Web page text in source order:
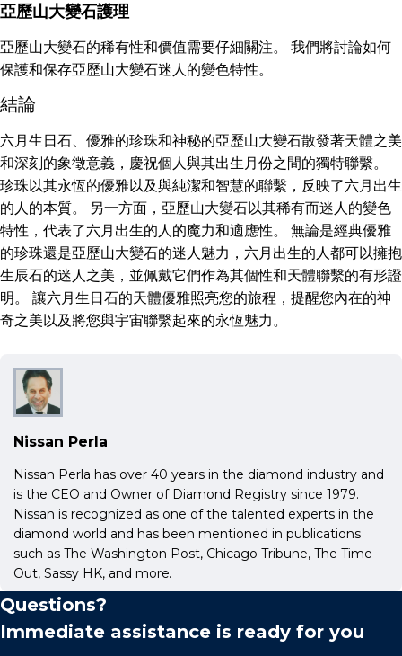
亞歷山大變石護理
亞歷山大變石的稀有性和價值需要仔細關注。 我們將討論如何
保護和保存亞歷山大變石迷人的變色特性。
結論
六月生日石、優雅的珍珠和神秘的亞歷山大變石散發著天體之美
和深刻的象徵意義，慶祝個人與其出生月份之間的獨特聯繫。
珍珠以其永恆的優雅以及與純潔和智慧的聯繫，反映了六月出生
的人的本質。 另一方面，亞歷山大變石以其稀有而迷人的變色
特性，代表了六月出生的人的魔力和適應性。 無論是經典優雅
的珍珠還是亞歷山大變石的迷人魅力，六月出生的人都可以擁抱
生辰石的迷人之美，並佩戴它們作為其個性和天體聯繫的有形證
明。 讓六月生日石的天體優雅照亮您的旅程，提醒您內在的神
奇之美以及將您與宇宙聯繫起來的永恆魅力。
Nissan Perla
Nissan Perla has over 40 years in the diamond industry and
is the CEO and Owner of Diamond Registry since 1979.
Nissan is recognized as one of the talented experts in the
diamond world and has been mentioned in publications
such as The Washington Post, Chicago Tribune, The Time
Out, Sassy HK, and more.
Questions?
Immediate assistance is ready for you